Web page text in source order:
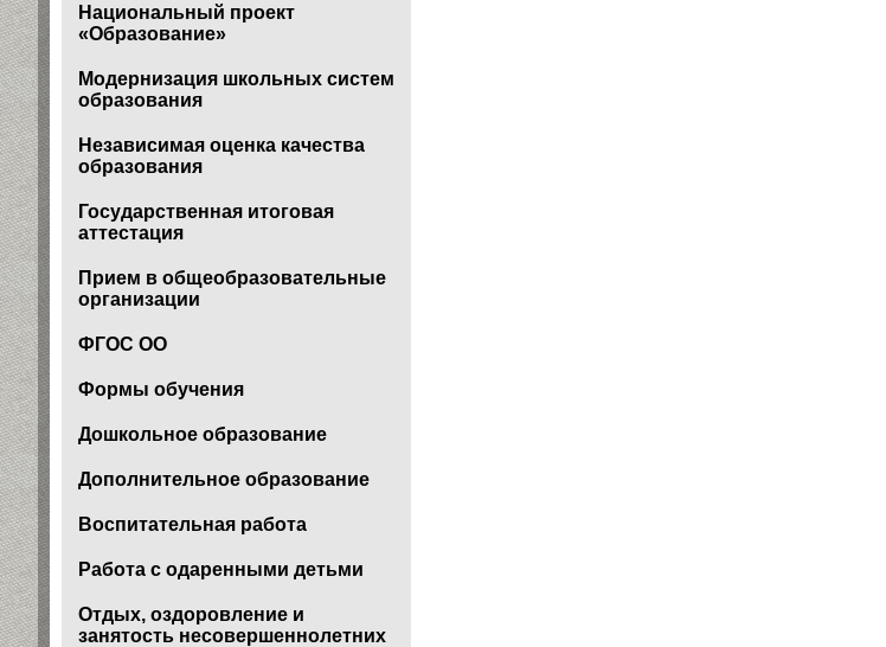
Национальный проект
«Образование»
Модернизация школьных систем
образования
Независимая оценка качества
образования
Государственная итоговая
аттестация
Прием в общеобразовательные
организации
ФГОС ОО
Формы обучения
Дошкольное образование
Дополнительное образование
Воспитательная работа
Работа с одаренными детьми
Отдых, оздоровление и
занятость несовершеннолетних